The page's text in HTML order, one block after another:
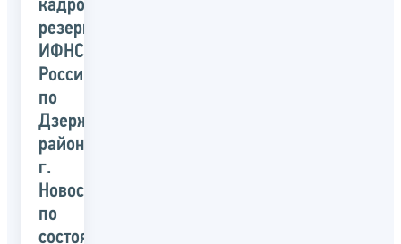
кадровый
резерв
ИФНС
России
по
Дзержинскому
району
г.
Новосибирска,
по
состоянию